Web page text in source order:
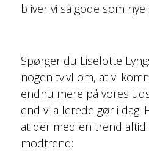
bliver vi så gode som nye
Spørger du Liselotte
nogen tvivl om, at vi
endnu mere på vores
end vi allerede gør i dag.
at der med en trend
modtrend: